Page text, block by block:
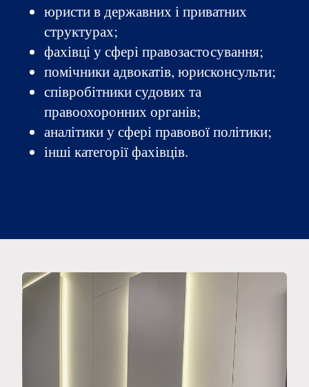
юристи в державних і приватних
структурах;
фахівці у сфері правозастосування;
помічники адвокатів, юрисконсульти;
співробітники судових та
правоохоронних органів;
аналітики у сфері правової політики;
інші категорії фахівців.